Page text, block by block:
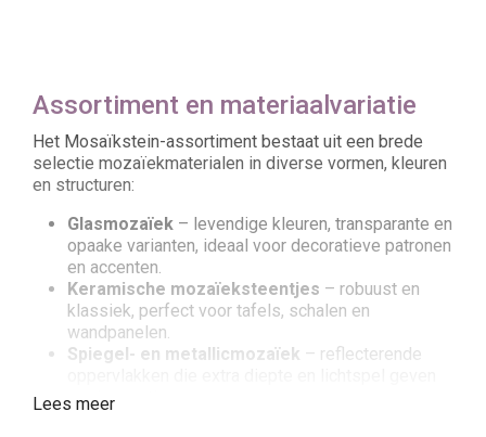
Assortiment en materiaalvariatie
Het Mosaïkstein-assortiment bestaat uit een brede
selectie mozaïekmaterialen in diverse vormen, kleuren
en structuren:
Glasmozaïek – levendige kleuren, transparante en
opaake varianten, ideaal voor decoratieve patronen
en accenten.
Keramische mozaïeksteentjes – robuust en
klassiek, perfect voor tafels, schalen en
wandpanelen.
Spiegel- en metallicmozaïek – reflecterende
aan je creatie.
Lees meer